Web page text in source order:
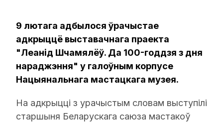
9 лютага адбылося ўрачыстае
адкрыццё выставачнага праекта
"Леанід Шчамялёў. Да 100-годдзя з дня
нараджэння" у галоўным корпусе
Нацыянальнага мастацкага музея.
На адкрыцці з урачыстым словам выступілі
старшыня Беларускага саюза мастакоў